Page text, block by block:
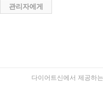
관리자에게
다이어트신에서 제공하